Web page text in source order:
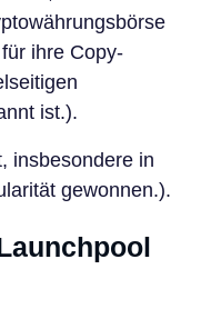
ihre Copy-
ist.).
insbesondere in
gewonnen.).